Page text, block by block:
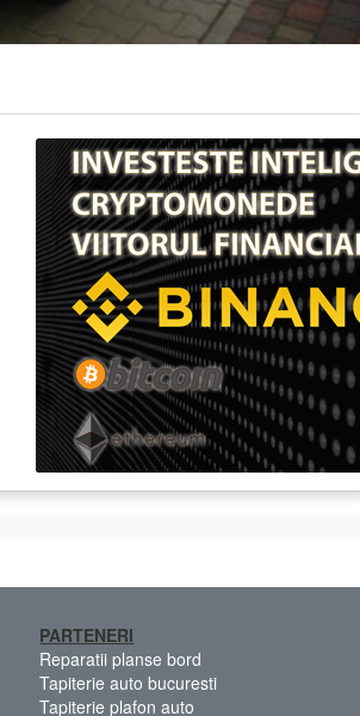
PARTENERI
Reparatii planse bord
Tapiterie auto bucuresti
Tapiterie plafon auto